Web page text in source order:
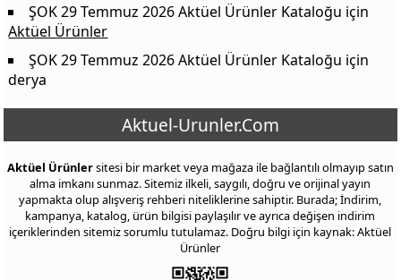
ŞOK 29 Temmuz 2026 Aktüel Ürünler Kataloğu için
Aktüel Ürünler
ŞOK 29 Temmuz 2026 Aktüel Ürünler Kataloğu için
derya
Aktuel-Urunler.Com
Aktüel Ürünlersitesi bir market veya mağaza ile bağlantılı olmayıp satın
alma imkanı sunmaz. Sitemiz ilkeli, saygılı, doğru ve orijinal yayın
yapmakta olup alışveriş rehberi niteliklerine sahiptir. Burada; İndirim,
kampanya, katalog, ürün bilgisi paylaşılır ve ayrıca değişen indirim
içeriklerinden sitemiz sorumlu tutulamaz. Doğru bilgi için kaynak: Aktüel
Ürünler